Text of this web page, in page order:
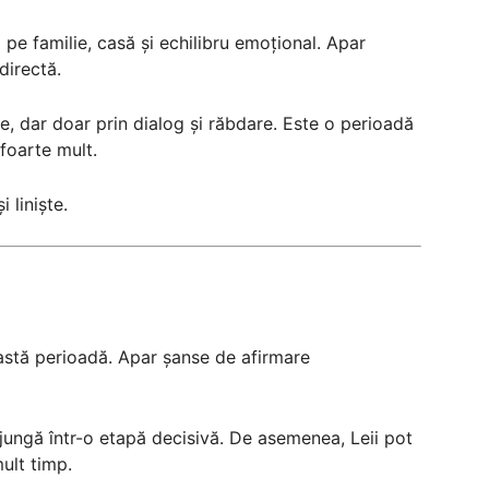
familie, casă și echilibru emoțional. Apar
dar doar prin dialog și răbdare. Este o perioadă
mult.
liniște.
perioadă. Apar șanse de afirmare
într-o etapă decisivă. De asemenea, Leii pot
timp.